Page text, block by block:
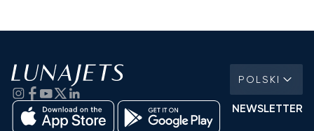
POLSKI
NEWSLETTER